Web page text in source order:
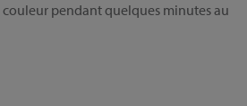
couleur pendant quelques minutes au